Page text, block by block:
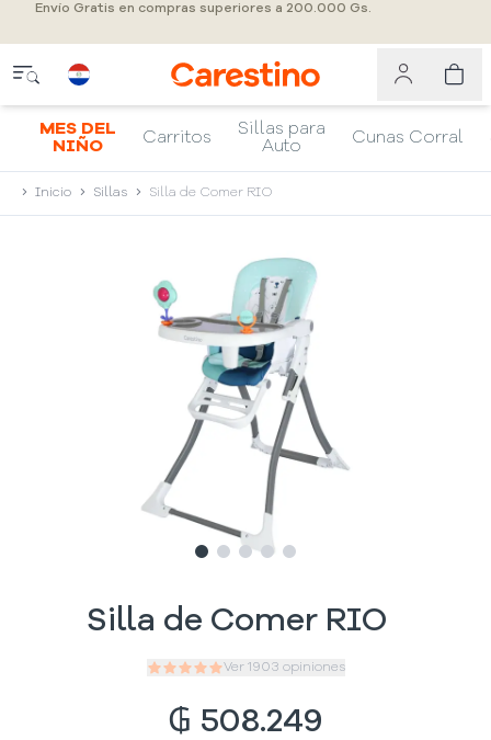
Envío Gratis en compras superiores a 200.000 Gs.
MES DEL
NIÑO
Carritos
Sillas para
Auto
Cunas Corral
Inicio Sillas Silla de Comer RIO
Slide1
Slide2
Slide3
SlideSlide
Silla de Comer RIO
Ver 1903 opiniones
₲ 508.249